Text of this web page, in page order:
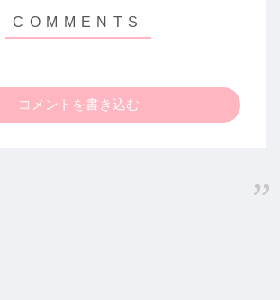
コメントを書き込む